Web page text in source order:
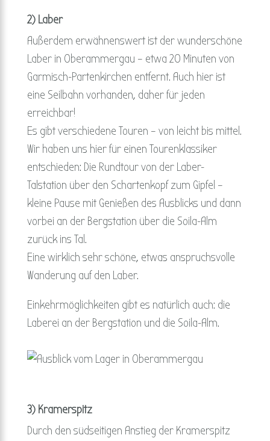
2) Laber
Außerdem erwähnenswert ist der wunderschöne
Laber in Oberammergau – etwa 20 Minuten von
Garmisch-Partenkirchen entfernt. Auch hier ist
eine Seilbahn vorhanden, daher für jeden
erreichbar!
Es gibt verschiedene Touren – von leicht bis mittel.
Wir haben uns hier für einen Tourenklassiker
entschieden: Die Rundtour von der Laber-
Talstation über den Schartenkopf zum Gipfel –
kleine Pause mit Genießen des Ausblicks und dann
vorbei an der Bergstation über die Soila-Alm
zurück ins Tal.
Eine wirklich sehr schöne, etwas anspruchsvolle
Wanderung auf den Laber.
Einkehrmöglichkeiten gibt es natürlich auch: die
Laberei an der Bergstation und die Soila-Alm.
3) Kramerspitz
Durch den südseitigen Anstieg der Kramerspitz